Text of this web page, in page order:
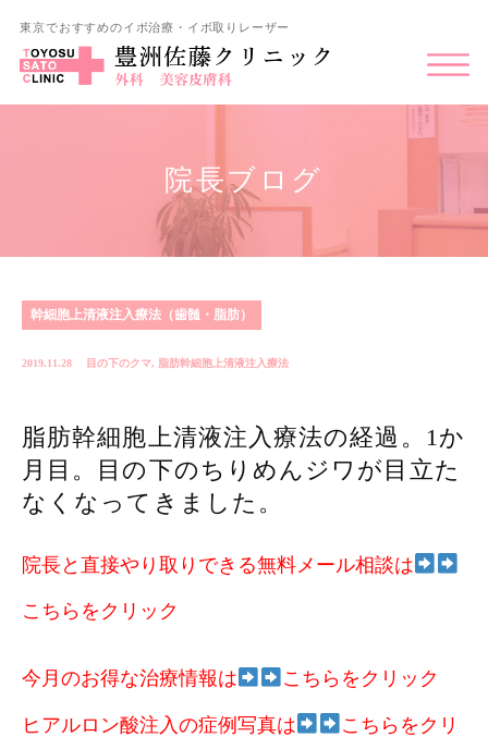
東京でおすすめのイボ治療・イボ取りレーザー
院長ブログ
幹細胞上清液注入療法（歯髄・脂肪）
2019.11.28 目の下のクマ, 脂肪幹細胞上清液注入療法
脂肪幹細胞上清液注入療法の経過。1か
月目。目の下のちりめんジワが目立た
なくなってきました。
院長と直接やり取りできる無料メール相談は
こちらをクリック
今月のお得な治療情報は こちらをクリック
ヒアルロン酸注入の症例写真は こちらをクリ